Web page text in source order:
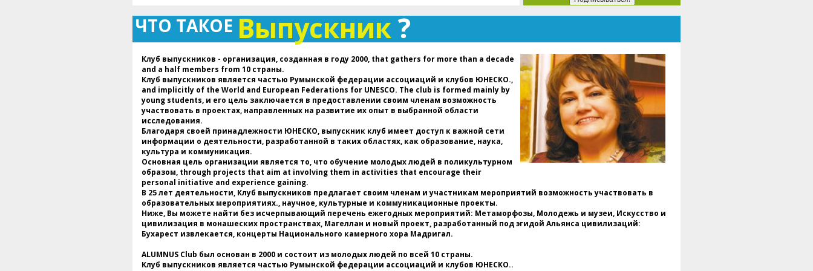
мировых федераций клубного
движения ЮНЕСКО, лидеры
сотрудничество и мир.
Мероприятие модерировал
доктор. Даниэль Попеску,
Почетный президент ENAFCAU,
Вице-президент по Европе
Всемирной федерации
ассоциаций и клубов ЮНЕСКО.
(ВФАКЮ), Президент Клуба
выпускников ЮНЕСКО и
генеральный секретарь
Во вступительном сообщении,
подчеркнула, что этот проект
представляет собой больше, чем
ЧТО ТАКОЕ Выпускник?
Клуб выпускников - организация, созданная в году 2000, that gathers for more than a decade
and a half members from 10 страны.
Клуб выпускников является частью Румынской федерации ассоциаций и клубов ЮНЕСКО.,
and implicitly of the World and European Federations for UNESCO. The club is formed mainly by
young students, и его цель заключается в предоставлении своим членам возможность
участвовать в проектах, направленных на развитие их опыт в выбранной области
исследования.
Благодаря своей принадлежности ЮНЕСКО, выпускник клуб имеет доступ к важной сети
информации о деятельности, разработанной в таких областях, как образование, наука,
культура и коммуникация.
Основная цель организации является то, что обучение молодых людей в поликультурном
образом, through projects that aim at involving them in activities that encourage their
personal initiative and experience gaining.
В 25 лет деятельности, Клуб выпускников предлагает своим членам и участникам мероприятий возможность участвовать в
образовательных мероприятиях., научное, культурные и коммуникационные проекты.
Ниже, Вы можете найти без исчерпывающий перечень ежегодных мероприятий: Метаморфозы, Молодежь и музеи, Искусство и
цивилизация в монашеских пространствах, Магеллан и новый проект, разработанный под эгидой Альянса цивилизаций:
Бухарест извлекается, концерты Национального камерного хора Мадригал.
ALUMNUS Club был основан в 2000 и состоит из молодых людей по всей 10 страны.
Клуб выпускников является частью Румынской федерации ассоциаций и клубов ЮНЕСКО..